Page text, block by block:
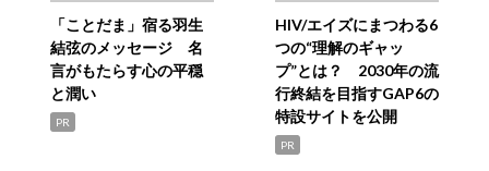
「ことだま」宿る羽生
結弦のメッセージ 名
言がもたらす心の平穏
と潤い
PR
HIV/エイズにまつわる6
つの“理解のギャッ
プ”とは？ 2030年の流
行終結を目指すGAP6の
特設サイトを公開
PR